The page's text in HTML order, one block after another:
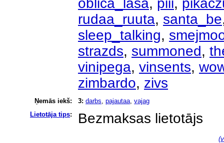
oblica_lasa, piii,
rudaa_ruuta, santa_be
sleep_talking,
strazds, summoned,
vinipega, vinsents,
zimbardo, zivs
Ņemās iekš: 3: darbs pajautaa vajag
Lietotāja tips: Bezmaksas lietotājs